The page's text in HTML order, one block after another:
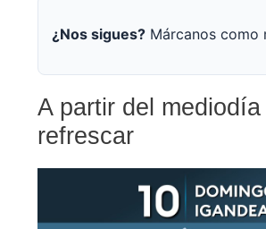
¿Nos sigues? Márcanos como
A partir del
refrescar